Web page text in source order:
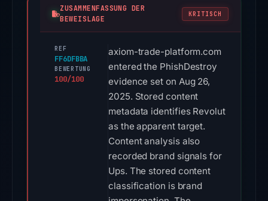
ZUSAMMENFASSUNG DER
BEWEISLAGE
KRITISCH
REF
FF6DFBBA
BEWERTUNG
100/100
axiom-trade-platform.com
entered the PhishDestroy
evidence set on Aug 26,
2025. Stored content
metadata identifies Revolut
as the apparent target.
Content analysis also
recorded brand signals for
Ups. The stored content
classification is brand